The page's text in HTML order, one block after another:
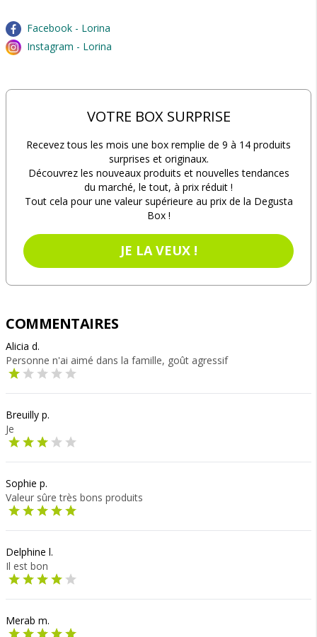
Facebook - Lorina
Instagram - Lorina
VOTRE BOX SURPRISE
Recevez tous les mois une box remplie de 9 à 14 produits
surprises et originaux.
Découvrez les nouveaux produits et nouvelles tendances
du marché, le tout, à prix réduit !
Tout cela pour une valeur supérieure au prix de la Degusta
Box !
JE LA VEUX !
COMMENTAIRES
Alicia d.
Personne n'ai aimé dans la famille, goût agressif
Breuilly p.
Je
Sophie p.
Valeur sûre très bons produits
Delphine l.
Il est bon
Merab m.